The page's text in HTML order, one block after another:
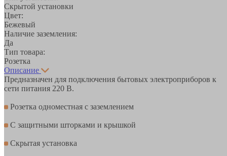
Скрытой установки
Цвет:
Бежевый
Наличие заземления:
Да
Тип товара:
Розетка
Описание
Предназначен для подключения бытовых электроприборов к
сети питания 220 В.
Розетка одноместная с заземлением
С защитными шторками и крышкой
Скрытая установка